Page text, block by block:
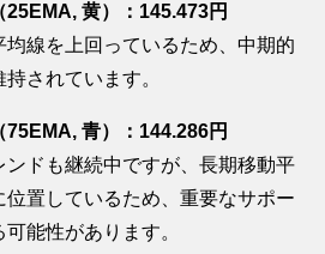
黄）：145.473円
均線を上回っているため、中期的
されています。
青）：144.286円
ンドも継続中ですが、長期移動平
位置しているため、重要なサポー
能性があります。